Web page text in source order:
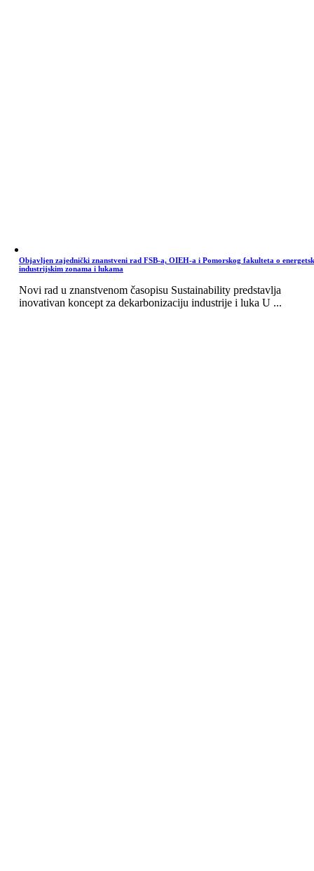
Objavljen zajednički znanstveni rad FSB-a, OIEH-a i Pomorskog fakulteta o
industrijskim zonama i lukama
Novi rad u znanstvenom časopisu Sustainability predstavlja
inovativan koncept za dekarbonizaciju industrije i luka U ...